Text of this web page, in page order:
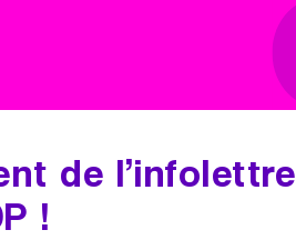
de l’infolettre
!